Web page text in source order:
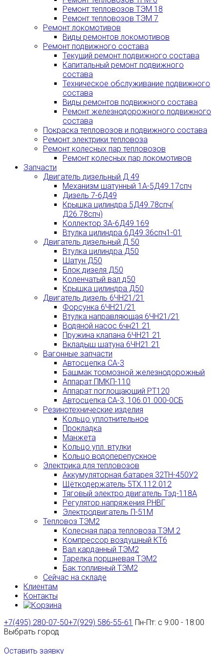
Ремонт тепловозов ТЭМ 18
Ремонт тепловозов ТЭМ 7
Ремонт локомотивов
Виды ремонтов локомотивов
Ремонт подвижного состава
Текущий ремонт подвижного состава
Капитальный ремонт подвижного
состава
Техническое обслуживание подвижного
состава
Виды ремонтов подвижного состава
Ремонт железнодорожного подвижного
состава
Покраска тепловозов и подвижного состава
Ремонт электрики тепловоза
Ремонт колесных пар тепловозов
Ремонт колесных пар локомотивов
Запчасти
Двигатель дизельный Д 49
Механизм шатунный 1А-5Д49.17спч
Дизель 7-6Д49
Крышка цилиндра 5Д49.78спч(
Д26.78спч)
Коллектор 3А-6Д49.169
Втулка цилиндра 6Д49.36спч1-01
Двигатель дизельный Д 50
Втулка цилиндра Д50
Шатун Д50
Блок дизеля Д50
Коленчатый вал д50
Крышка цилиндра Д50
Двигатель дизель 6ЧН21/21
Форсунка 6ЧН21/21
Втулка направляющая 6ЧН21/21
Водяной насос 6чн21 21
Пружина клапана 6ЧН21 21
Вкладыш шатуна 6ЧН21 21
Вагонные запчасти
Автосцепка СА-3
Башмак тормозной железнодорожный
Аппарат ПМКП-110
Аппарат поглощающий РТ120
Автосцепка СА-3, 106.01.000-0СБ
Резинотехнические изделия
Кольцо уплотнительное
Прокладка
Манжета
Кольцо упл. втулки
Кольцо водоперепускное
Электрика для тепловозов
Аккумуляторная батарея 32ТН-450У2
Щёткодержатель 5ТХ.112.012
Тяговый электро двигатель Тэд-118А
Регулятор напряжения РНВГ
Электродвигатель П-51М
Тепловоз ТЭМ2
Колесная пара тепловоза ТЭМ 2
Компрессор воздушный КТ6
Вал карданный ТЭМ2
Тарелка поршневая ТЭМ2
Бак топливный ТЭМ2
Сейчас на складе
Клиентам
Контакты
+7(495) 280-07-50+7(929) 586-55-61 Пн-Пт: с 9:00 - 18:00
Выбрать город
Оставить заявку